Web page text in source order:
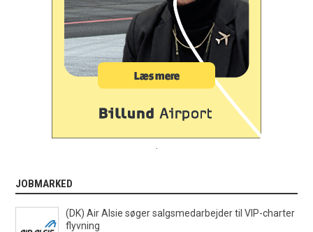
JOBMARKED
(DK) Air Alsie søger salgsmedarbejder til VIP-charter
flyvning